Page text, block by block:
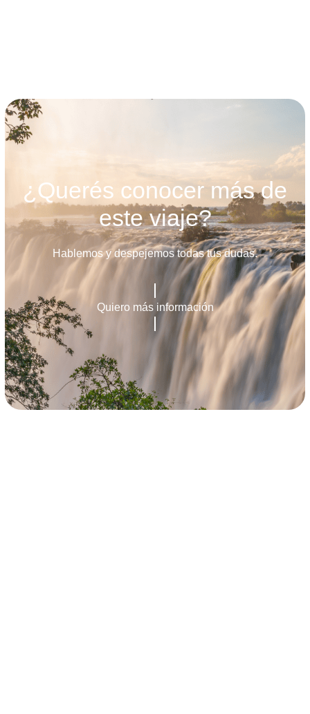
¿Querés conocer más de
este viaje?
Hablemos y despejemos todas tus dudas.
Quiero más información